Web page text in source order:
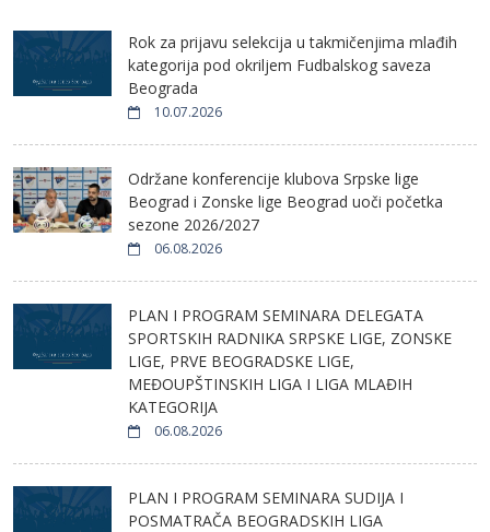
Rok za prijavu selekcija u takmičenjima mlađih
kategorija pod okriljem Fudbalskog saveza
Beograda
10.07.2026
Održane konferencije klubova Srpske lige
Beograd i Zonske lige Beograd uoči početka
sezone 2026/2027
06.08.2026
PLAN I PROGRAM SEMINARA DELEGATA
SPORTSKIH RADNIKA SRPSKE LIGE, ZONSKE
LIGE, PRVE BEOGRADSKE LIGE,
MEĐOUPŠTINSKIH LIGA I LIGA MLAĐIH
KATEGORIJA
06.08.2026
PLAN I PROGRAM SEMINARA SUDIJA I
POSMATRAČA BEOGRADSKIH LIGA